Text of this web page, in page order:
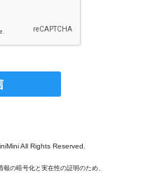
All Rights Reserved.
報の暗号化と実在性の証明のため、